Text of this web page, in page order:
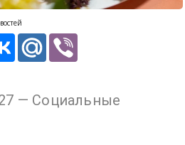
— Социальные